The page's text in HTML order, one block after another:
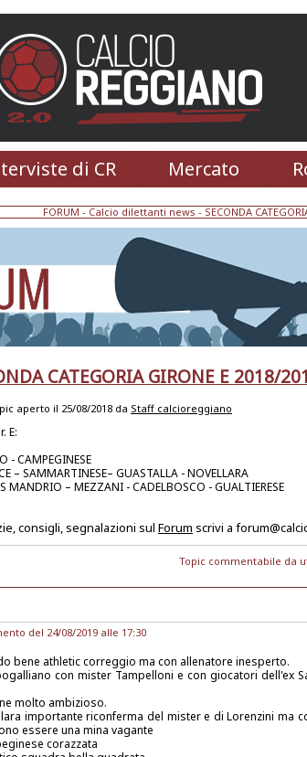
di CR Mercato
FORUM - Calcio dilettanti news - SECONDA
CATEGORIA GIRONE E 2018/
aperto il 25/08/2018 da Staff calcioreggiano
E:
- CAMPEGINESE
– SAMMARTINESE– GUASTALLA - NOVELLARA
MANDRIO – MEZZANI - CADELBOSCO - GUALTIERESE
consigli, segnalazioni sul Forum scrivi a
Topic commentabile da
del 24/08/2019 alle 17:30
bene athletic correggio ma con allenatore inesperto.
con mister Tampelloni e con giocatori dell'ex
molto ambizioso.
importante riconferma del mister e di Lorenzini ma
essere una mina vagante
corazzata